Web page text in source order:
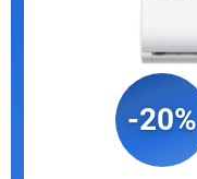
-20%